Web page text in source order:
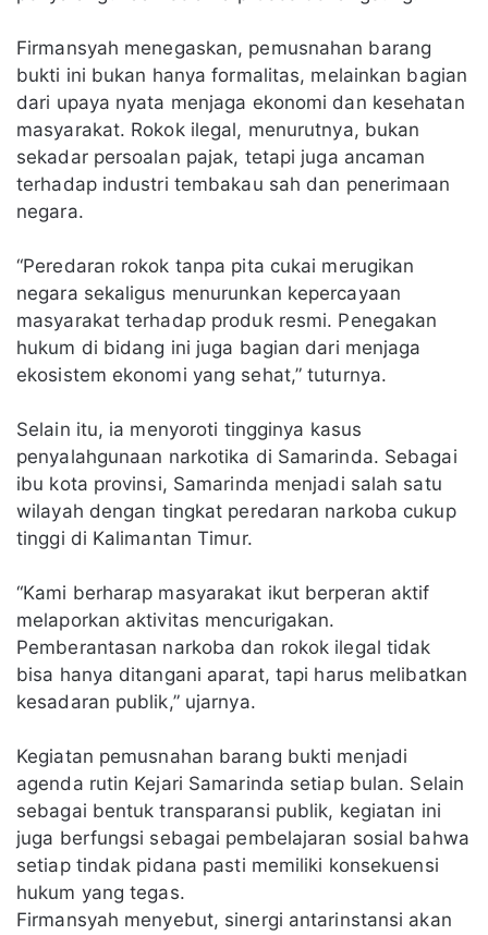
Firmansyah menegaskan, pemusnahan barang
bukti ini bukan hanya formalitas, melainkan bagian
dari upaya nyata menjaga ekonomi dan kesehatan
masyarakat. Rokok ilegal, menurutnya, bukan
sekadar persoalan pajak, tetapi juga ancaman
terhadap industri tembakau sah dan penerimaan
negara.
“Peredaran rokok tanpa pita cukai merugikan
negara sekaligus menurunkan kepercayaan
masyarakat terhadap produk resmi. Penegakan
hukum di bidang ini juga bagian dari menjaga
ekosistem ekonomi yang sehat,” tuturnya.
Selain itu, ia menyoroti tingginya kasus
penyalahgunaan narkotika di Samarinda. Sebagai
ibu kota provinsi, Samarinda menjadi salah satu
wilayah dengan tingkat peredaran narkoba cukup
tinggi di Kalimantan Timur.
“Kami berharap masyarakat ikut berperan aktif
melaporkan aktivitas mencurigakan.
Pemberantasan narkoba dan rokok ilegal tidak
bisa hanya ditangani aparat, tapi harus melibatkan
kesadaran publik,” ujarnya.
Kegiatan pemusnahan barang bukti menjadi
agenda rutin Kejari Samarinda setiap bulan. Selain
sebagai bentuk transparansi publik, kegiatan ini
juga berfungsi sebagai pembelajaran sosial bahwa
setiap tindak pidana pasti memiliki konsekuensi
hukum yang tegas.
Firmansyah menyebut, sinergi antarinstansi akan